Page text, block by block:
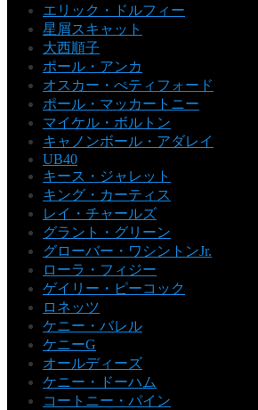
エリック・ドルフィー
星屑スキャット
大西順子
ポール・アンカ
オスカー・ぺティフォード
ポール・マッカートニー
マイケル・ボルトン
キャノンボール・アダレイ
UB40
キース・ジャレット
キング・カーティス
レイ・チャールズ
グラント・グリーン
グローバー・ワシントンJr.
ローラ・フィジー
ゲイリー・ピーコック
ロネッツ
ケニー・バレル
ケニーG
オールディーズ
ケニー・ドーハム
コートニー・パイン